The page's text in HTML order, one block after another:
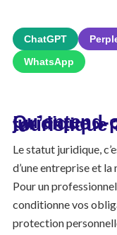
ChatGPT
WhatsApp
Qu’entend-on par « statut juridique » pour une activité
Le statut juridique,
d’une entreprise et
Pour un
conditionne vos
protection